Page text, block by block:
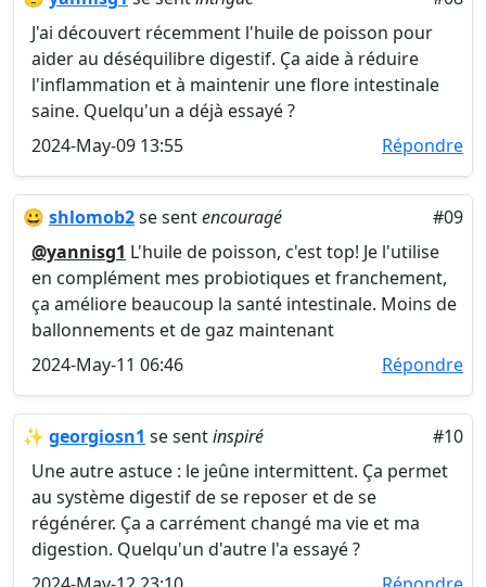
J'ai découvert récemment l'huile de poisson pour
aider au déséquilibre digestif. Ça aide à réduire
l'inflammation et à maintenir une flore intestinale
saine. Quelqu'un a déjà essayé ?
2024-May-09 13:55
Répondre
😀 shlomob2se sentencouragé
#09
@yannisg1 L'huile de poisson, c'est top! Je l'utilise
en complément mes probiotiques et franchement,
ça améliore beaucoup la santé intestinale. Moins de
ballonnements et de gaz maintenant
2024-May-11 06:46
Répondre
✨ georgiosn1 se sentinspiré
#10
Une autre astuce : le jeûne intermittent. Ça permet
au système digestif de se reposer et de se
régénérer. Ça a carrément changé ma vie et ma
digestion. Quelqu'un d'autre l'a essayé ?